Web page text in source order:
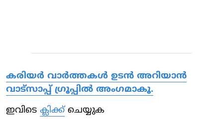
കരിയർ വാർത്തകൾ ഉടൻ അറിയാൻ
വാട്സാപ്പ് ഗ്രൂപ്പിൽ അംഗമാകൂ.
ഇവിടെ ക്ലിക്ക്ചെയ്യുക